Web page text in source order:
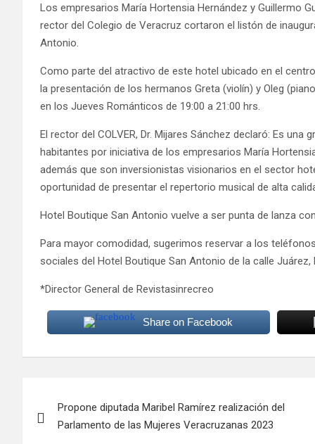
Los empresarios María Hortensia Hernández y Guillermo
rector del Colegio de Veracruz cortaron el listón de
Antonio.
Como parte del atractivo de este hotel ubicado en el
la presentación de los hermanos Greta (violín) y Oleg
en los Jueves Románticos de 19:00 a 21:00 hrs.
El rector del COLVER, Dr. Mijares Sánchez declaró: Es
habitantes por iniciativa de los empresarios María
además que son inversionistas visionarios en el sector
oportunidad de presentar el repertorio musical de alta
Hotel Boutique San Antonio vuelve a ser punta de lanza
Para mayor comodidad, sugerimos reservar a los
sociales del Hotel Boutique San Antonio de la calle Juárez,
*Director General de Revistasinrecreo
Share on Facebook
de
Propone diputada Maribel Ramírez realización del
Parlamento de las Mujeres Veracruzanas 2023